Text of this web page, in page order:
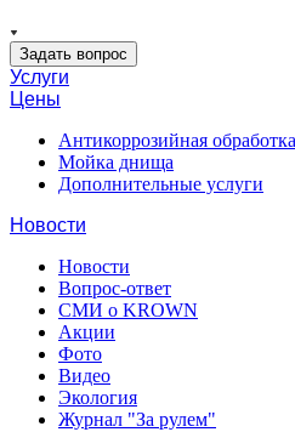
Задать вопрос
Услуги
Цены
Антикоррозийная обработка
Мойка днища
Дополнительные услуги
Новости
Новости
Вопрос-ответ
СМИ о KROWN
Акции
Фото
Видео
Экология
Журнал "За рулем"